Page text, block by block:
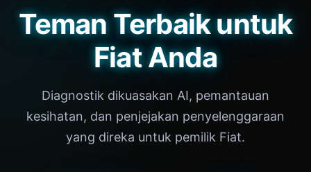
Teman Terbaik untuk
Fiat Anda
Diagnostik dikuasakan AI, pemantauan
kesihatan, dan penjejakan penyelenggaraan
yang direka untuk pemilik Fiat.